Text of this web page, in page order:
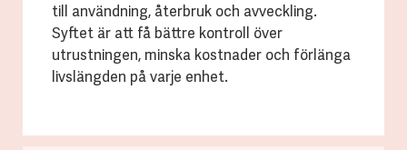
till användning, återbruk och avveckling.
Syftet är att få bättre kontroll över
utrustningen, minska kostnader och förlänga
livslängden på varje enhet.